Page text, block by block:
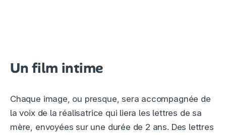
Un film intime
Chaque image, ou presque, sera accompagnée de
la voix de la réalisatrice qui liera les lettres de sa
mère, envoyées sur une durée de 2 ans. Des lettres